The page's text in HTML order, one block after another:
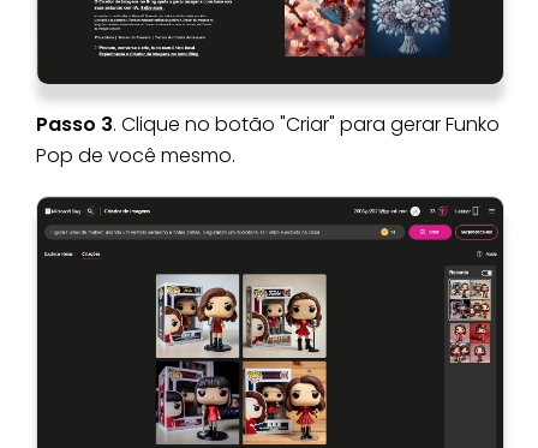
Passo 3. Clique no botão "Criar" para gerar Funko
Pop de você mesmo.